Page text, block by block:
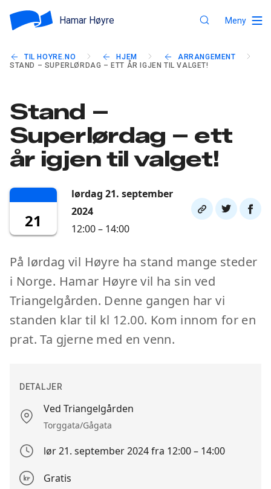
Hamar Høyre Meny
TIL HOYRE.NO HJEM
ARRANGEMENT
STAND – SUPERLØRDAG – ETT ÅR IGJEN TIL VALGET!
Stand –
Superlørdag – ett
år igjen til valget!
21
lørdag 21. september
2024
12:00 – 14:00
Del
link
Del
på
Del
på
På lørdag vil Høyre ha stand mange steder
i Norge. Hamar Høyre vil ha sin ved
Triangelgården. Denne gangen har vi
standen klar til kl 12.00. Kom innom for en
prat. Ta gjerne med en venn.
DETALJER
Stedet
Ved Triangelgården
Torggata/Gågata
Arrangement
dato
lør 21. september 2024 fra 12:00 – 14:00
Påmeldingsdetajer
Gratis